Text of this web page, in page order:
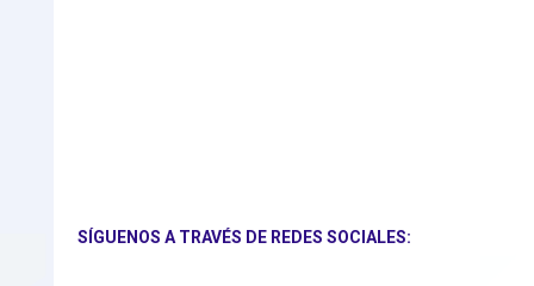
SÍGUENOS A TRAVÉS DE REDES SOCIALES: